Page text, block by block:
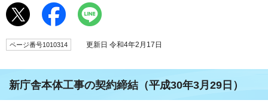
ページ番号1010314 更新日 令和4年2月17日
新庁舎本体工事の契約締結（平成30年3月29日）